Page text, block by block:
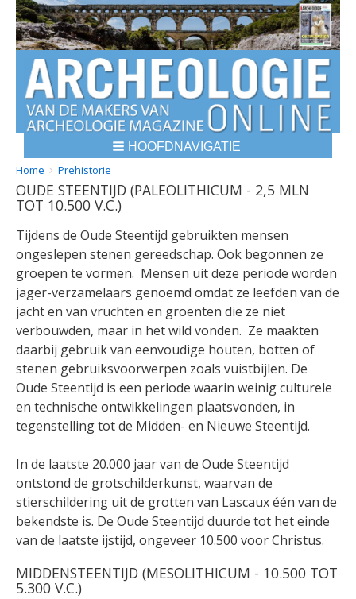
HOOFDNAVIGATIE
BREADCRUMBS
YOU
ARE
HERE:
Home Prehistorie
OUDE STEENTIJD (PALEOLITHICUM - 2,5 MLN
TOT 10.500 V.C.)
Tijdens de Oude Steentijd gebruikten mensen
ongeslepen stenen gereedschap. Ook begonnen ze
groepen te vormen. Mensen uit deze periode worden
jager-verzamelaars genoemd omdat ze leefden van de
jacht en van vruchten en groenten die ze niet
verbouwden, maar in het wild vonden. Ze maakten
daarbij gebruik van eenvoudige houten, botten of
stenen gebruiksvoorwerpen zoals vuistbijlen. De
Oude Steentijd is een periode waarin weinig culturele
en technische ontwikkelingen plaatsvonden, in
tegenstelling tot de Midden- en Nieuwe Steentijd.
In de laatste 20.000 jaar van de Oude Steentijd
ontstond de grotschilderkunst, waarvan de
stierschildering uit de grotten van Lascaux één van de
bekendste is. De Oude Steentijd duurde tot het einde
van de laatste ijstijd, ongeveer 10.500 voor Christus.
MIDDENSTEENTIJD (MESOLITHICUM - 10.500 TOT
5.300 V.C.)